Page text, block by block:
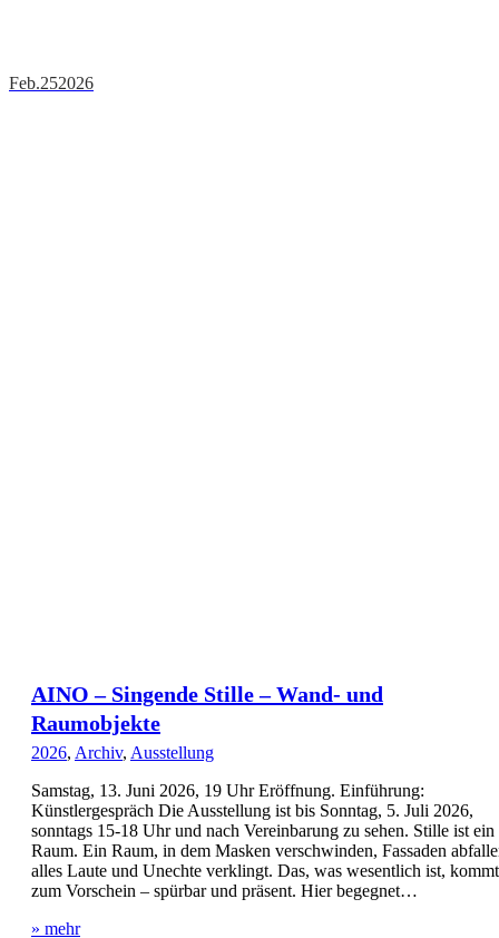
Feb.252026
AINO – Singende Stille – Wand- und
Raumobjekte
2026, Archiv, Ausstellung
Samstag, 13. Juni 2026, 19 Uhr Eröffnung. Einführung:
Künstlergespräch Die Ausstellung ist bis Sonntag, 5. Juli 2026,
sonntags 15-18 Uhr und nach Vereinbarung zu sehen. Stille ist ein
Raum. Ein Raum, in dem Masken verschwinden, Fassaden
alles Laute und Unechte verklingt. Das, was wesentlich ist, kommt
zum Vorschein – spürbar und präsent. Hier begegnet…
» mehr